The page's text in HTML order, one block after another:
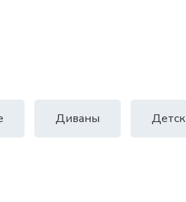
Диваны